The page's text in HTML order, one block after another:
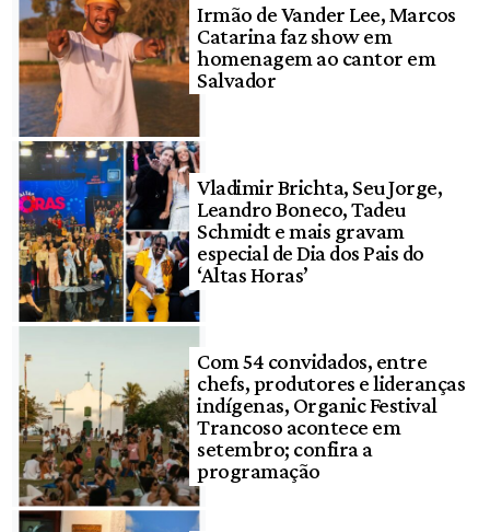
Irmão de Vander Lee, Marcos
Catarina faz show em
homenagem ao cantor em
Salvador
Vladimir Brichta, Seu Jorge,
Leandro Boneco, Tadeu
Schmidt e mais gravam
especial de Dia dos Pais do
‘Altas Horas’
Com 54 convidados, entre
chefs, produtores e lideranças
indígenas, Organic Festival
Trancoso acontece em
setembro; confira a
programação